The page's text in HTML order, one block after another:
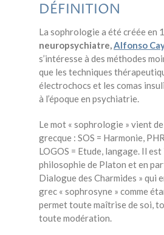
DÉFINITION
La sophrologie a été créée en
neuropsychiatre,Alfonso
s’intéresse à des méthodes
que les techniques
électrochocs et les comas
à l’époque en psychiatrie.
Le mot « sophrologie » vient
grecque : SOS = Harmonie,
LOGOS = Etude, langage. Il
philosophie de Platon et en
Dialogue des Charmides » qui
grec « sophrosyne » comme
permet toute maîtrise de soi,
toute modération.